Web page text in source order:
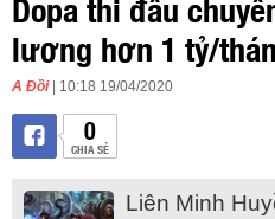
lương hơn 1 tỷ/
A Đồi | 10:18 19/04/2020
0
CHIA SẺ
Liên Minh